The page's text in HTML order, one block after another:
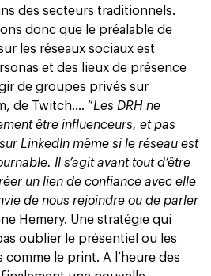
des secteurs traditionnels.
donc que le préalable de
les réseaux sociaux est
et des lieux de présence
de groupes privés sur
de Twitch…. “Les DRH ne
être influenceurs, et pas
LinkedIn même si le réseau est
Il s’agit avant tout d’être
un lien de confiance avec elle
de nous rejoindre ou de parler
Hemery. Une stratégie qui
oublier le présentiel ou les
le print. A l’heure des